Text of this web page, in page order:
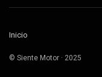
Inicio
© Siente Motor · 2025